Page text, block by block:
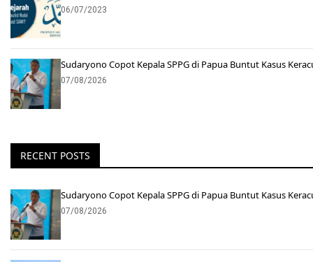
06/07/2023
Sudaryono Copot Kepala SPPG di Papua Buntut Kasus
07/08/2026
RECENT POSTS
Sudaryono Copot Kepala SPPG di Papua Buntut Kasus
07/08/2026